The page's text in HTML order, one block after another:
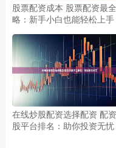
股票配资成本 股票配资最
略：新手小白也能轻松上手
在线炒股配资选择配资 配
股平台排名：助你投资无忧